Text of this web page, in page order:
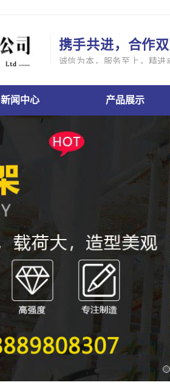
携手共进，合作
诚信为本，服务至上，精进
新闻中心 产品展示